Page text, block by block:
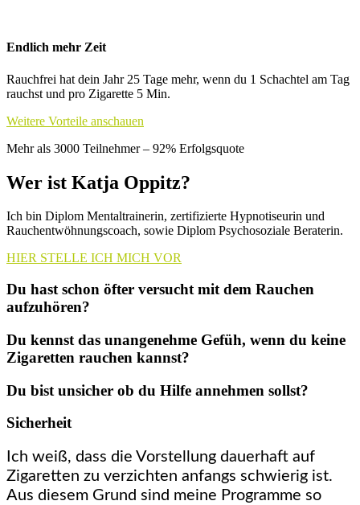
Endlich mehr Zeit
Rauchfrei hat dein Jahr 25 Tage mehr, wenn du 1 Schachtel am Tag
rauchst und pro Zigarette 5 Min.
Weitere Vorteile anschauen
Mehr als 3000 Teilnehmer – 92% Erfolgsquote
Wer ist Katja Oppitz?
Ich bin Diplom Mentaltrainerin, zertifizierte Hypnotiseurin und
Rauchentwöhnungscoach, sowie Diplom Psychosoziale Beraterin.
HIER STELLE ICH MICH VOR
Du hast schon öfter versucht mit dem Rauchen
aufzuhören?
Du kennst das unangenehme Gefüh, wenn du keine
Zigaretten rauchen kannst?
Du bist unsicher ob du Hilfe annehmen sollst?
Sicherheit
Ich weiß, dass die Vorstellung dauerhaft auf
Zigaretten zu verzichten anfangs schwierig ist.
Aus diesem Grund sind meine Programme so